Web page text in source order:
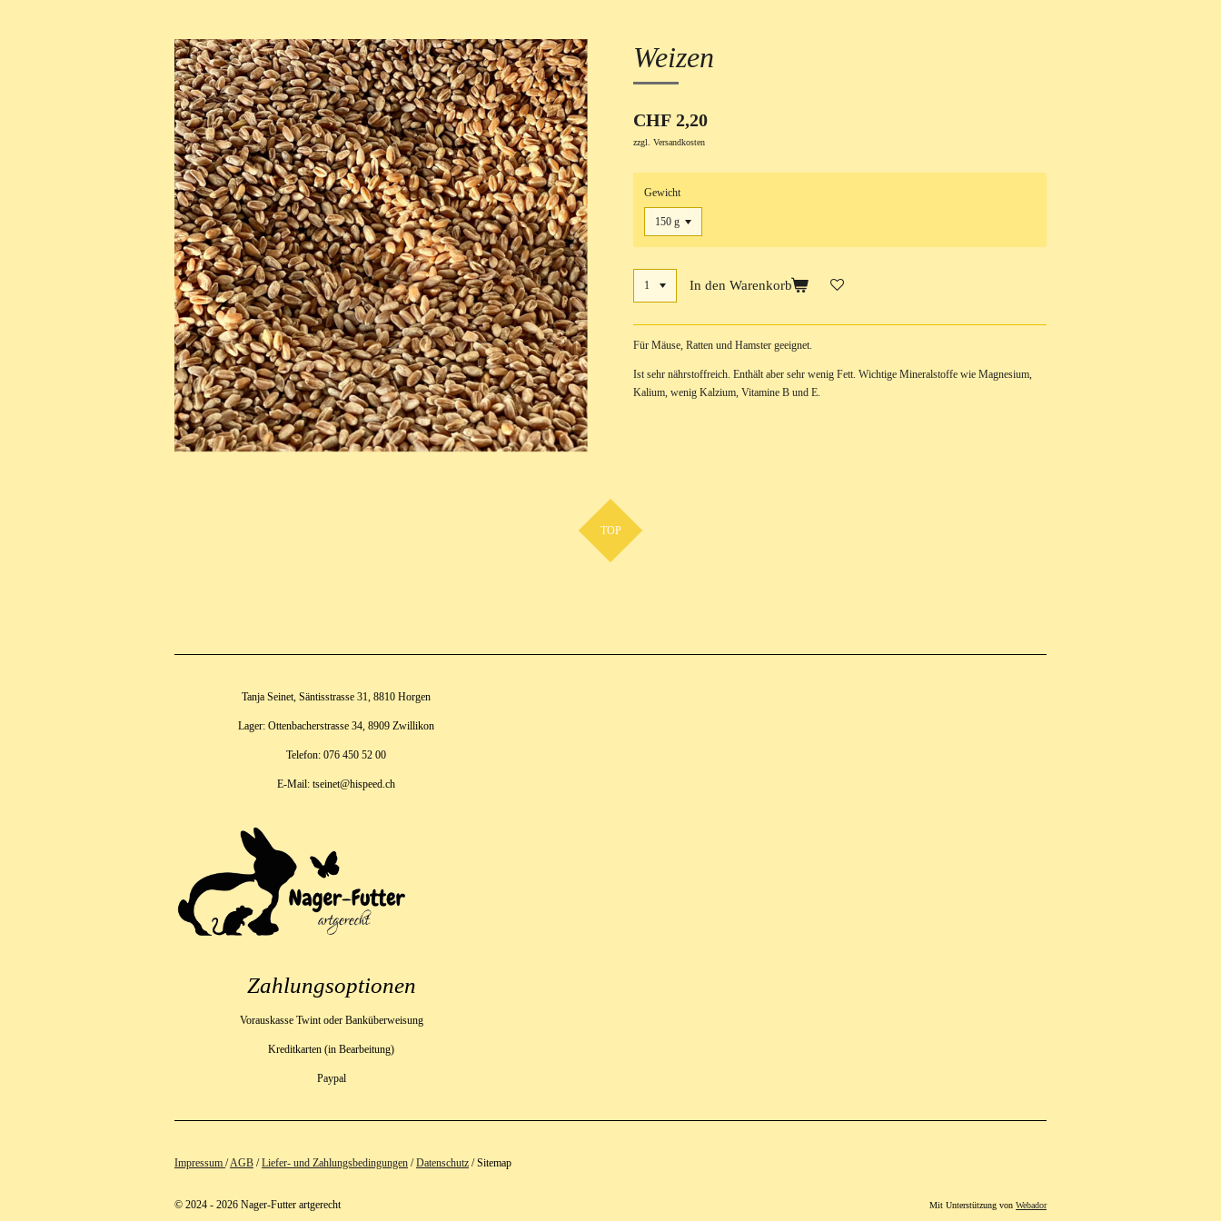
Weizen
CHF 2,20
zzgl. Versandkosten
Gewicht
In den Warenkorb
Für Mäuse, Ratten und Hamster geeignet.
Ist sehr nährstoffreich. Enthält aber sehr wenig Fett. Wichtige Mineralstoffe wie Magnesium,
Kalium, wenig Kalzium, Vitamine B und E.
TOP
Tanja Seinet, Säntisstrasse 31, 8810 Horgen
Lager: Ottenbacherstrasse 34, 8909 Zwillikon
Telefon: 076 450 52 00
E-Mail: tseinet@hispeed.ch
Zahlungsoptionen
Vorauskasse Twint oder Banküberweisung
Kreditkarten (in Bearbeitung)
Paypal
Impressum /AGB /Liefer- und Zahlungsbedingungen /Datenschutz / Sitemap
© 2024 - 2026 Nager-Futter artgerecht Mit Unterstützung von Webador